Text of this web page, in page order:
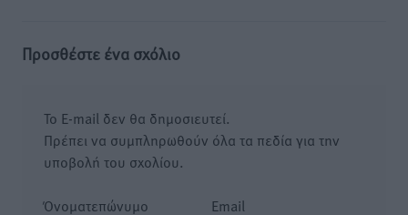
Προσθέστε ένα σχόλιο
Το E-mail δεν θα δημοσιευτεί.
Πρέπει να συμπληρωθούν όλα τα πεδία για την
υποβολή του σχολίου.
Όνοματεπώνυμο Email